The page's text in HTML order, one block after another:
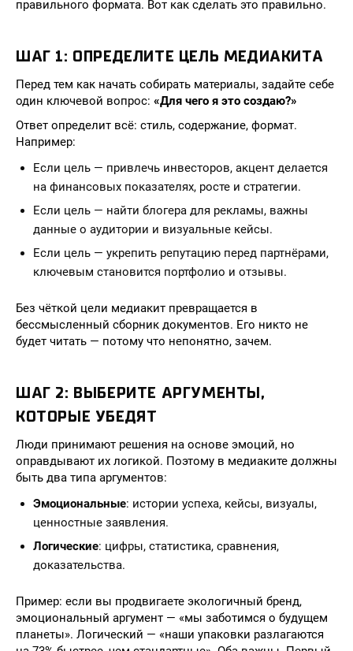
правильного формата. Вот как сделать это правильно.
ШАГ 1: ОПРЕДЕЛИТЕ ЦЕЛЬ МЕДИАКИТА
Перед тем как начать собирать материалы, задайте себе
один ключевой вопрос: «Для чего я это создаю?»
Ответ определит всё: стиль, содержание, формат.
Например:
Если цель — привлечь инвесторов, акцент делается
на финансовых показателях, росте и стратегии.
Если цель — найти блогера для рекламы, важны
данные о аудитории и визуальные кейсы.
Если цель — укрепить репутацию перед партнёрами,
ключевым становится портфолио и отзывы.
Без чёткой цели медиакит превращается в
бессмысленный сборник документов. Его никто не
будет читать — потому что непонятно, зачем.
ШАГ 2: ВЫБЕРИТЕ АРГУМЕНТЫ,
КОТОРЫЕ УБЕДЯТ
Люди принимают решения на основе эмоций, но
оправдывают их логикой. Поэтому в медиаките должны
быть два типа аргументов:
Эмоциональные: истории успеха, кейсы, визуалы,
ценностные заявления.
Логические: цифры, статистика, сравнения,
доказательства.
Пример: если вы продвигаете экологичный бренд,
эмоциональный аргумент — «мы заботимся о будущем
планеты». Логический — «наши упаковки разлагаются